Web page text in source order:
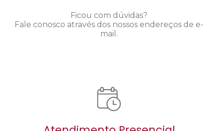
Ficou com dúvidas?
Fale conosco através dos nossos endereços de e-
mail.